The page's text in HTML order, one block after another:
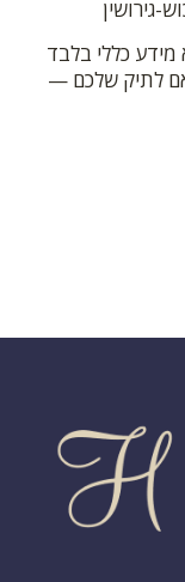
גירושין
כללי בלבד
לתיק שלכם —